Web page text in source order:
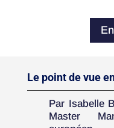
Le point de vue
Par Isabelle
Master